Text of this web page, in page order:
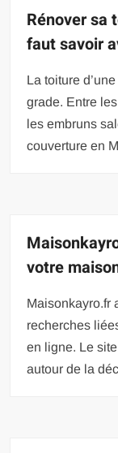
Rénover sa
faut savoir
La toiture
grade. Entre
les embruns
couverture en
votre
Maisonkayro.fr
recherches
en ligne. Le
autour de la